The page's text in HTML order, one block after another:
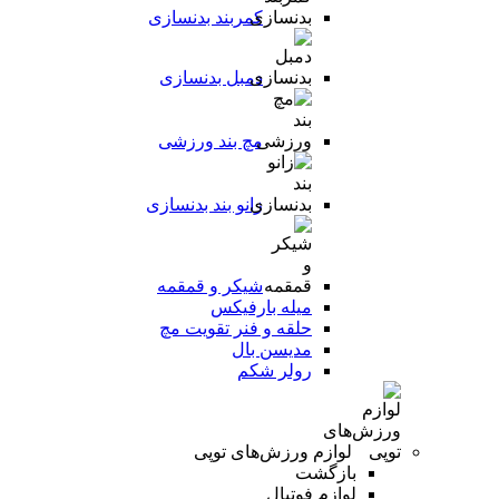
کمربند بدنسازی
دمبل بدنسازی
مچ بند ورزشی
زانو بند بدنسازی
شیکر و قمقمه
میله بارفیکس
حلقه و فنر تقویت مچ
مدیسن بال
رولر شکم
لوازم ورزش‌های توپی
بازگشت
لوازم فوتبال